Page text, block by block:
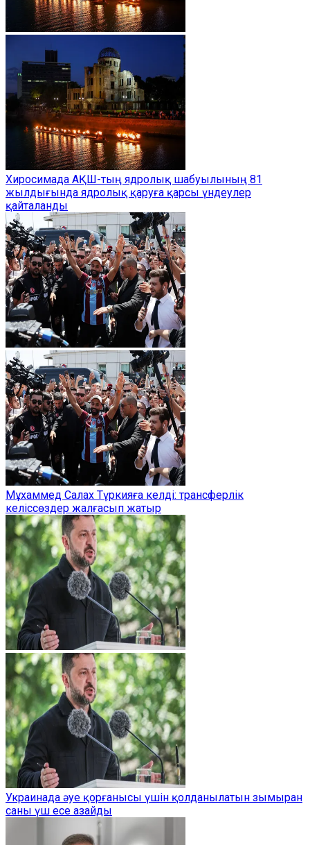
Хиросимада АҚШ-тың ядролық шабуылының 81
жылдығында ядролық қаруға қарсы үндеулер
қайталанды
Мұхаммед Салах Түркияға келді: трансферлік
келіссөздер жалғасып жатыр
Украинада әуе қорғанысы үшін қолданылатын зымыран
саны үш есе азайды